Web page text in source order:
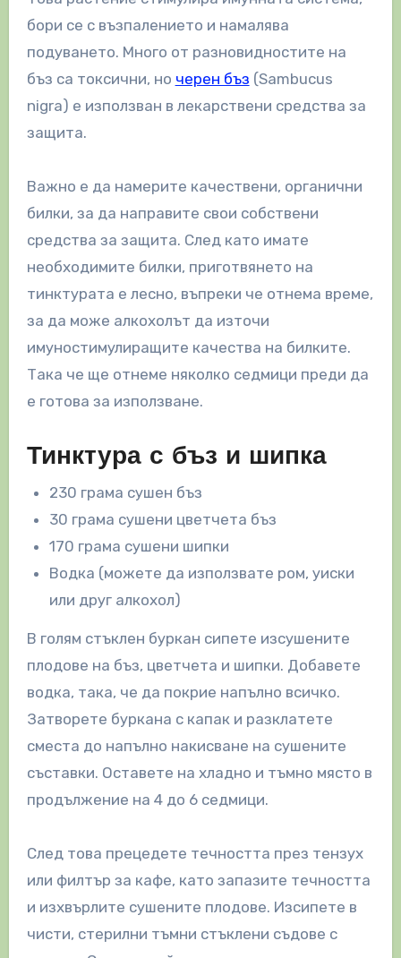
бори се с възпалението и намалява
подуването. Много от разновидностите на
бъз са токсични, но черен бъз (Sambucus
nigra) е използван в лекарствени средства за
защита.
Важно е да намерите качествени, органични
билки, за да направите свои собствени
средства за защита. След като имате
необходимите билки, приготвянето на
тинктурата е лесно, въпреки че отнема време,
за да може алкохолът да източи
имуностимулиращите качества на билките.
Така че ще отнеме няколко седмици преди да
е готова за използване.
Тинктура с бъз и шипка
230 грама сушен бъз
30 грама сушени цветчета бъз
170 грама сушени шипки
Водка (можете да използвате ром, уиски
или друг алкохол)
В голям стъклен буркан сипете изсушените
плодове на бъз, цветчета и шипки. Добавете
водка, така, че да покрие напълно всичко.
Затворете буркана с капак и разклатете
сместа до напълно накисване на сушените
съставки. Оставете на хладно и тъмно място в
продължение на 4 до 6 седмици.
След това прецедете течността през тензух
или филтър за кафе, като запазите течността
и изхвърлите сушените плодове. Изсипете в
чисти, стерилни тъмни стъклени съдове с